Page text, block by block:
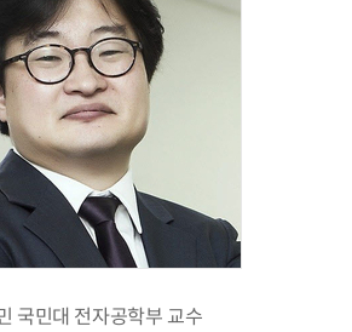
국민대 전자공학부 교수